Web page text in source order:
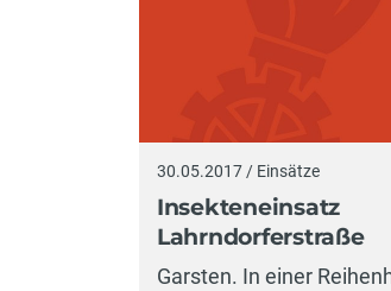
30.05.2017 / Einsätze
Insekteneinsatz
Lahrndorferstraße
Garsten. In einer